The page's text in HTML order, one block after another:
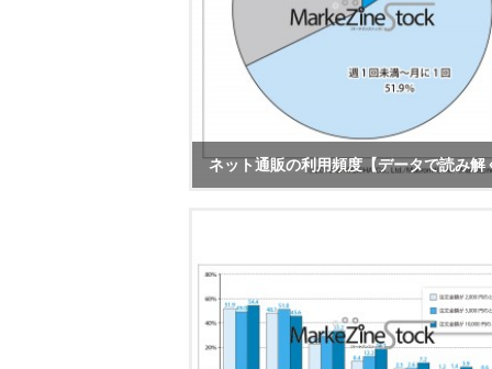
ネット通販の利用頻度【データで読み解